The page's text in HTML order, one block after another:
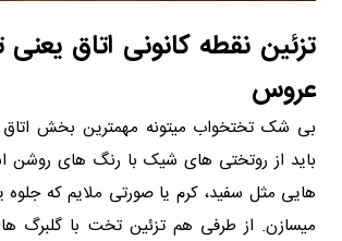
تزئین نقطه کانونی اتاق
عروس
بی شک تختخواب میتونه مهمترین بخش
باید از روتختی های شیک با رنگ های روشن
هایی مثل سفید، کرم یا صورتی ملایم که جلوه
میسازن. از طرفی هم تزئین تخت با گلبرگ